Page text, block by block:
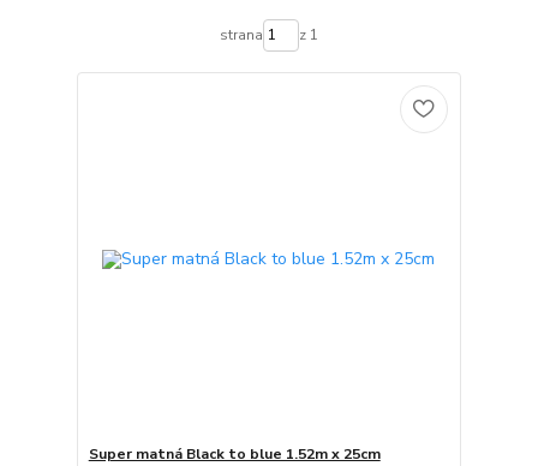
strana z 1
Super matná Black to blue 1.52m x 25cm